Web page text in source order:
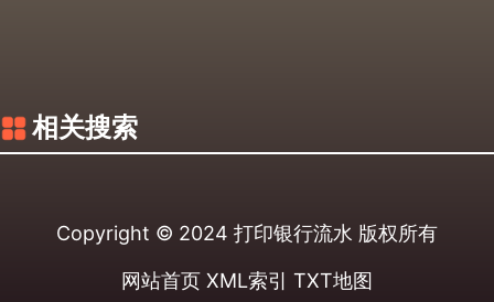
相关搜索
Copyright © 2024 打印银行流水 版权所有
网站首页 XML索引 TXT地图